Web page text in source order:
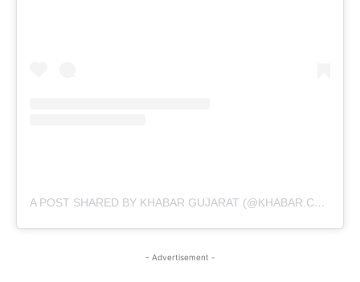
A POST SHARED BY KHABAR GUJARAT (@KHABAR.COMMUNICATION)
- Advertisement -